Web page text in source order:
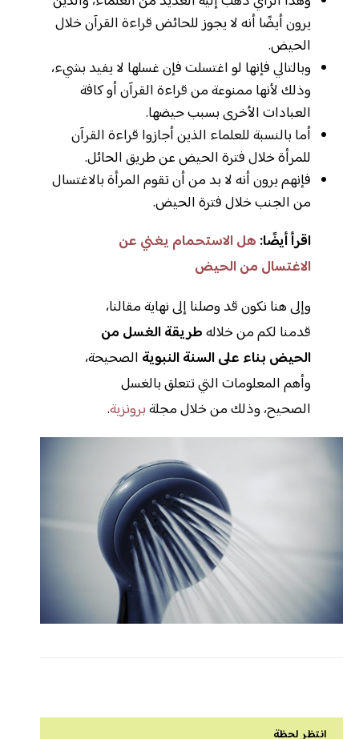
يرون أيضًا أنه لا يجوز للحائض قراءة القرآن خلال
الحيض.
وبالتالي فإنها لو اغتسلت فإن غسلها لا يفيد بشيء،
وذلك لأنها ممنوعة من قراءة القرآن أو كافة
العبادات الأخرى بسبب حيضها.
أما بالنسبة للعلماء الذين أجازوا قراءة القرآن
للمرأة خلال فترة الحيض عن طريق الحائل.
فإنهم يرون أنه لا بد من أن تقوم المرأة بالاغتسال
من الجنب خلال فترة الحيض.
اقرأ أيضًا: هل الاستحمام يغني عن
الاغتسال من الحيض
وإلى هنا نكون قد وصلنا إلى نهاية مقالنا،
قدمنا لكم من خلالهطريقة الغسل من
الحيض بناء على السنة النبوية الصحيحة،
وأهم المعلومات التي تتعلق بالغسل
الصحيح، وذلك من خلال مجلةبرونزية.
انتظر لحظة